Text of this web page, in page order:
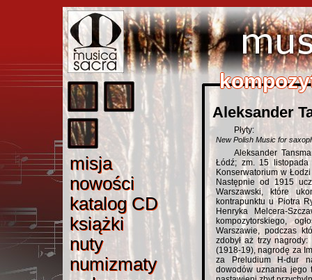
Aleksander
Płyty:
New Polish Music for
Aleksander
Łódź; zm. 15
Konserwatorium w
Następnie od 1915
Warszawski, które
kontrapunktu u Piotra
Henryka Melcera-
kompozytorskiego,
Warszawie, podczas
zdobył aż trzy
(1918-19), nagrodę za
za Preludium H-dur
dowodów uznania jego
misja
misja
nowości
nowości
katalog CD
katalog CD
książki
książki
nuty
nuty
numizmaty
numizmaty